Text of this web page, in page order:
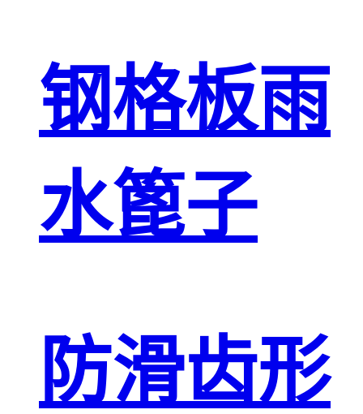
钢格板雨
水篦子
防滑齿形